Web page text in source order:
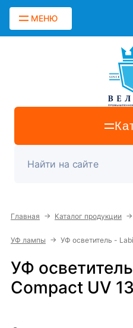
МЕНЮ
Главная → Каталог продукции →
УФ лампы → УФ осветитель -
УФ
Compact UV